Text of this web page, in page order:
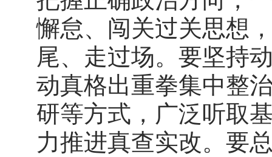
懈怠、闯关过关思想
尾、走过场。要坚持
动真格出重拳集中整
研等方式，广泛听取
力推进真查实改。要